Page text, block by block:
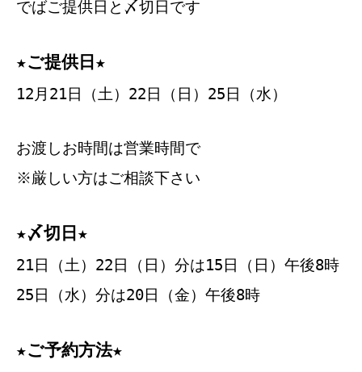
でばご提供日と〆切日です
★ご提供日★
12月21日（土）22日（日）25日（水）
お渡しお時間は営業時間で
※厳しい方はご相談下さい
★〆切日★
21日（土）22日（日）分は15日（日）午後8時
25日（水）分は20日（金）午後8時
★ご予約方法★